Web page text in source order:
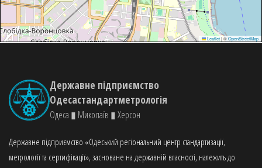
Leaflet|©OpenStreetMap
Державне підприємство
Одесастандартметрологія
Одеса ▮ Миколаїв ▮ Херсон
Державне підприємство «Одеський регіональний центр стандартизації,
метрології та сертифікації», засноване на державній власності, належить до